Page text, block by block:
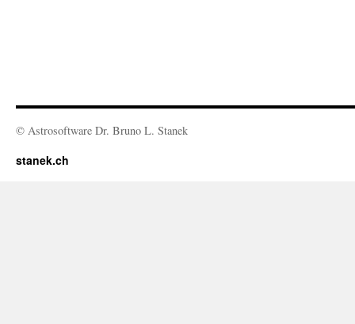
© Astrosoftware Dr. Bruno L. Stanek
stanek.ch